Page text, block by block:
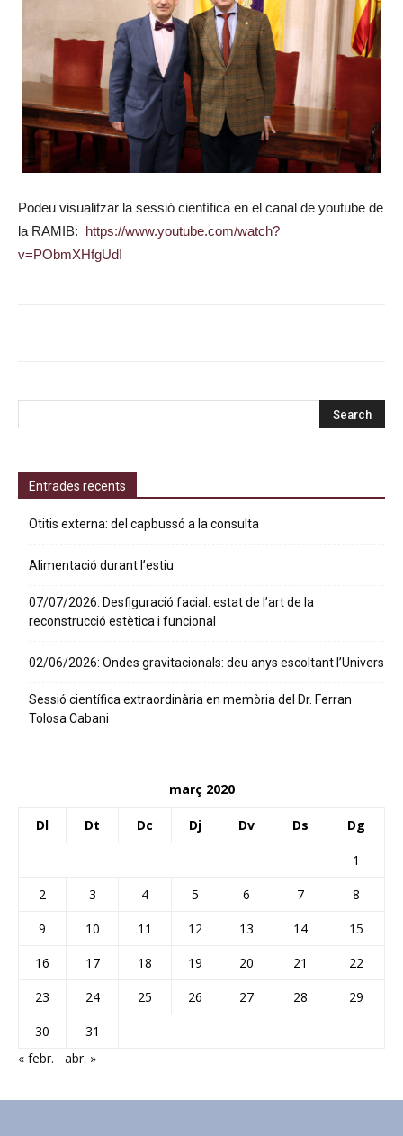
Podeu visualitzar la sessió científica en el canal de youtube de
la RAMIB: https://www.youtube.com/watch?
v=PObmXHfgUdI
Entrades recents
Otitis externa: del capbussó a la consulta
Alimentació durant l’estiu
07/07/2026: Desfiguració facial: estat de l’art de la
reconstrucció estètica i funcional
02/06/2026: Ondes gravitacionals: deu anys escoltant l’Univers
Sessió científica extraordinària en memòria del Dr. Ferran
Tolosa Cabani
març 2020
Dl Dt Dc Dj Dv Ds Dg
1
2
3 4 5 6 7
8
9
10 11 12 13 14
15
16
17 18 19 20 21
22
23
24 25 26 27 28
29
30
31
« febr.
abr. »